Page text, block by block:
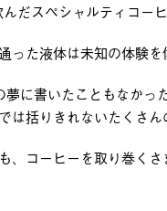
だスペシャルティコー
った液体は未知の体験
に書いたこともなか
は括りきれないたくさん
、コーヒーを取り巻く